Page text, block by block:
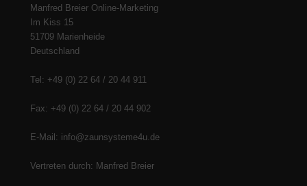
Manfred Breier Online-Marketing
Im Kiss 15
51709 Marienheide
Deutschland
Tel: +49 (0) 22 64 / 20 44 911
Fax: +49 (0) 22 64 / 20 44 902
E-Mail: info@zaunsysteme4u.de
Vertreten durch: Manfred Breier